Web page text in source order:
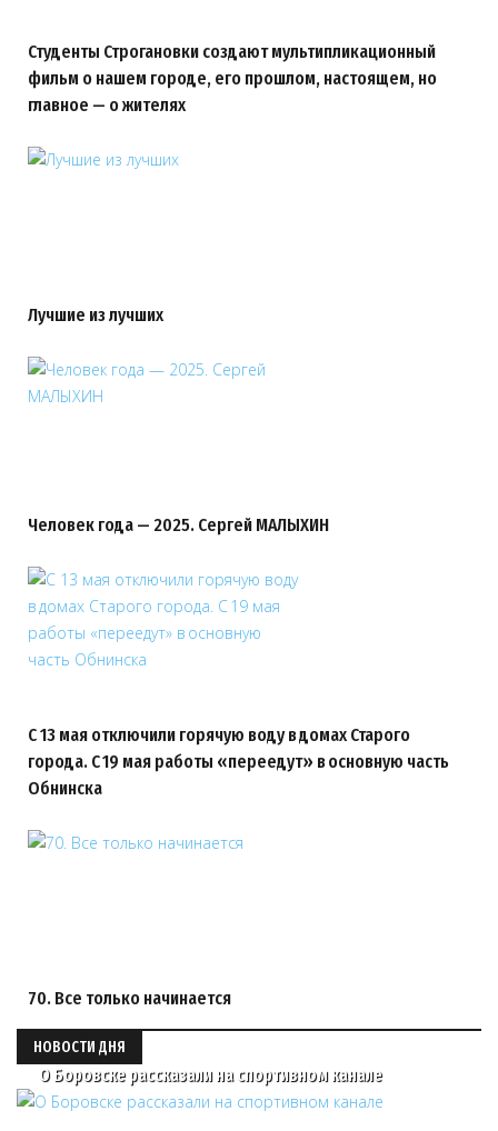
Студенты Строгановки создают мультипликационный
фильм о нашем городе, его прошлом, настоящем, но
главное — о жителях
Лучшие из лучших
Человек года — 2025. Сергей МАЛЫХИН
С 13 мая отключили горячую воду в домах Старого
города. С 19 мая работы «переедут» в основную часть
Обнинска
70. Все только начинается
НОВОСТИ ДНЯ
О Боровске рассказали на спортивном канале